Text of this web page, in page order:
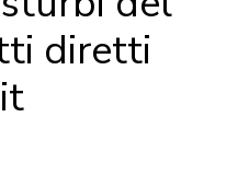
diretti